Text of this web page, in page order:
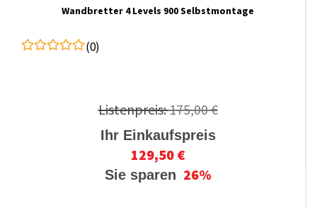
Wandbretter 4 Levels 900 Selbstmontage
(0)
Listenpreis:175,00 €
Ihr Einkaufspreis
129,50 €
Sie sparen 26%